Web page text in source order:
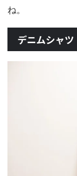
ね。
デニムシャツ